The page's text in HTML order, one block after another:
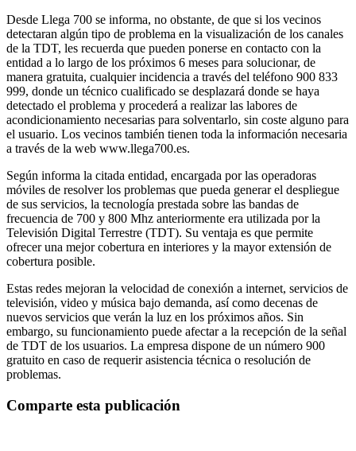
Desde Llega 700 se informa, no obstante, de que si los vecinos
detectaran algún tipo de problema en la visualización de los canales
de la TDT, les recuerda que pueden ponerse en contacto con la
entidad a lo largo de los próximos 6 meses para solucionar, de
manera gratuita, cualquier incidencia a través del teléfono 900 833
999, donde un técnico cualificado se desplazará donde se haya
detectado el problema y procederá a realizar las labores de
acondicionamiento necesarias para solventarlo, sin coste alguno para
el usuario. Los vecinos también tienen toda la información necesaria
a través de la web www.llega700.es.
Según informa la citada entidad, encargada por las operadoras
móviles de resolver los problemas que pueda generar el despliegue
de sus servicios, la tecnología prestada sobre las bandas de
frecuencia de 700 y 800 Mhz anteriormente era utilizada por la
Televisión Digital Terrestre (TDT). Su ventaja es que permite
ofrecer una mejor cobertura en interiores y la mayor extensión de
cobertura posible.
Estas redes mejoran la velocidad de conexión a internet, servicios de
televisión, video y música bajo demanda, así como decenas de
nuevos servicios que verán la luz en los próximos años. Sin
embargo, su funcionamiento puede afectar a la recepción de la señal
de TDT de los usuarios. La empresa dispone de un número 900
gratuito en caso de requerir asistencia técnica o resolución de
problemas.
Comparte esta publicación